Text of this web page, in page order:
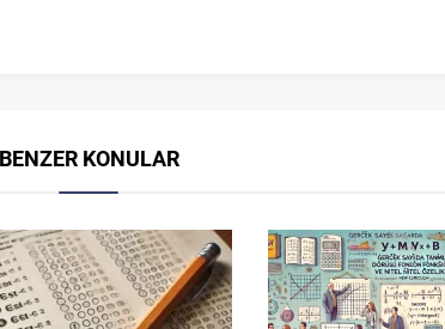
BENZER KONULAR